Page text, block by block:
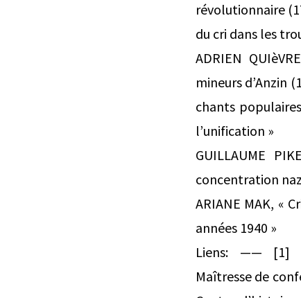
révolutionnaire
du cri dans les
ADRIEN
mineurs d’Anzin
chants
l’unification »
GUILLAUME
concentration
ARIANE MAK, «
années 1940 »
Liens: —— [1]
Maîtresse de